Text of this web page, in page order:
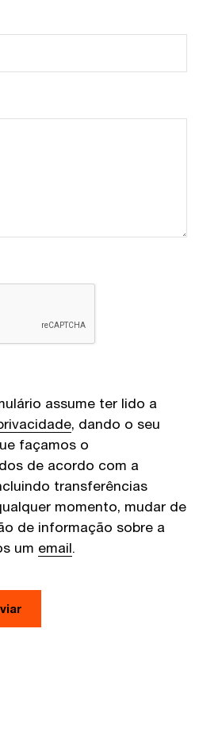
assume ter lido a
, dando o seu
façamos o
de acordo com a
transferências
momento, mudar de
de informação sobre a
um email.